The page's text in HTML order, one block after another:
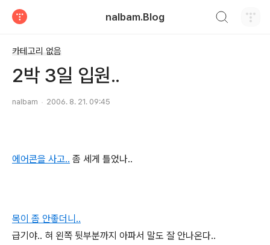
nalbam.Blog
카테고리 없음
2박 3일 입원..
nalbam 2006. 8. 21. 09:45
에어콘을 사고.. 좀 세게 틀었나..
목이 좀 안좋더니..
급기야.. 혀 왼쪽 뒷부분까지 아파서 말도 잘 안나온다..